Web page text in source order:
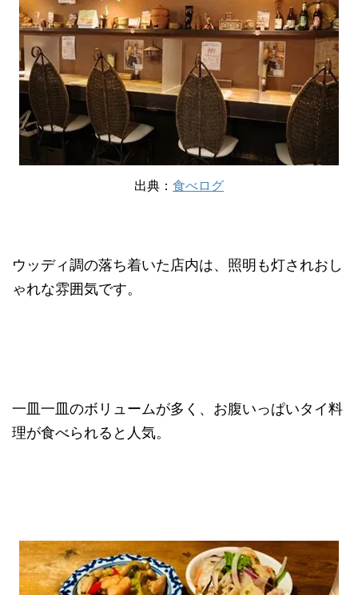
出典： 食べログ
ウッディ調の落ち着いた店内は、照明も灯されおし
ゃれな雰囲気です。
一皿一皿のボリュームが多く、お腹いっぱいタイ料
理が食べられると人気。